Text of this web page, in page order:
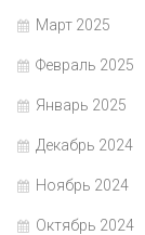
Март 2025
Февраль 2025
Январь 2025
Декабрь 2024
Ноябрь 2024
Октябрь 2024